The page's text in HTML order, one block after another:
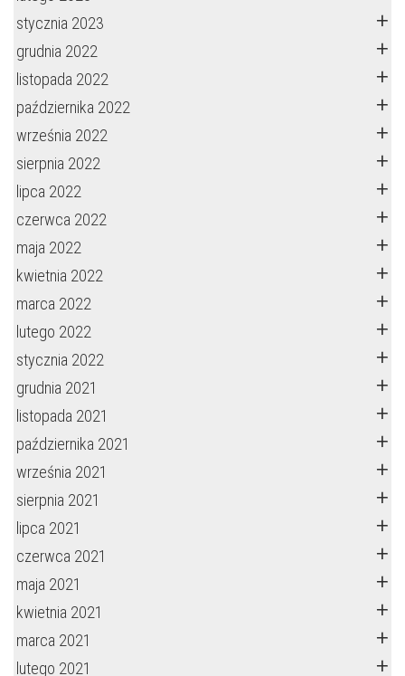
stycznia 2023
grudnia 2022
listopada 2022
października 2022
września 2022
sierpnia 2022
lipca 2022
czerwca 2022
maja 2022
kwietnia 2022
marca 2022
lutego 2022
stycznia 2022
grudnia 2021
listopada 2021
października 2021
września 2021
sierpnia 2021
lipca 2021
czerwca 2021
maja 2021
kwietnia 2021
marca 2021
lutego 2021